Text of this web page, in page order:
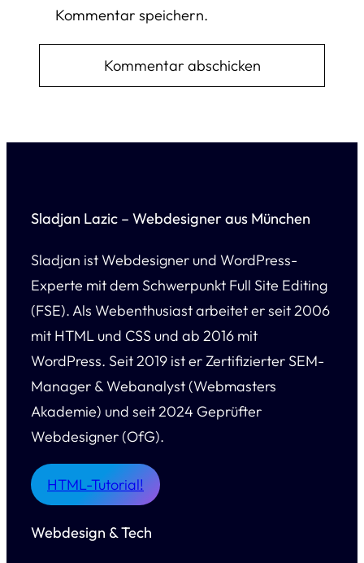
Kommentar speichern.
Sladjan Lazic – Webdesigner aus München
Sladjan ist Webdesigner und WordPress-
Experte mit dem Schwerpunkt Full Site Editing
(FSE). Als Webenthusiast arbeitet er seit 2006
mit HTML und CSS und ab 2016 mit
WordPress. Seit 2019 ist er Zertifizierter SEM-
Manager & Webanalyst (Webmasters
Akademie) und seit 2024 Geprüfter
Webdesigner (OfG).
HTML-Tutorial!
Webdesign & Tech